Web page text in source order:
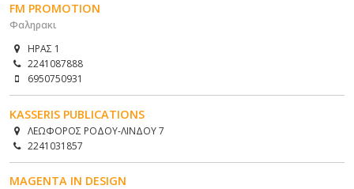
FM PROMOTION
Φαληρακι
ΗΡΑΣ 1
2241087888
6950750931
KASSERIS PUBLICATIONS
ΛΕΩΦΟΡΟΣ ΡΟΔΟΥ-ΛΙΝΔΟΥ 7
2241031857
MAGENTA IN DESIGN